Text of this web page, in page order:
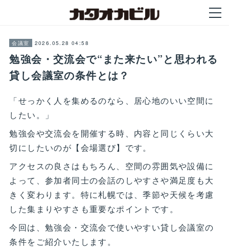
会議室 2026.05.28 04:58
勉強会・交流会で“また来たい”と思われる
貸し会議室の条件とは？
「せっかく人を集めるのなら、居心地のいい空間に
したい。」
勉強会や交流会を開催する時、内容と同じくらい大
切にしたいのが【会場選び】です。
アクセスの良さはもちろん、空間の雰囲気や設備に
よって、参加者同士の会話のしやすさや満足度も大
きく変わります。特に札幌では、季節や天候を考慮
した集まりやすさも重要なポイントです。
今回は、勉強会・交流会で使いやすい貸し会議室の
条件をご紹介いたします。